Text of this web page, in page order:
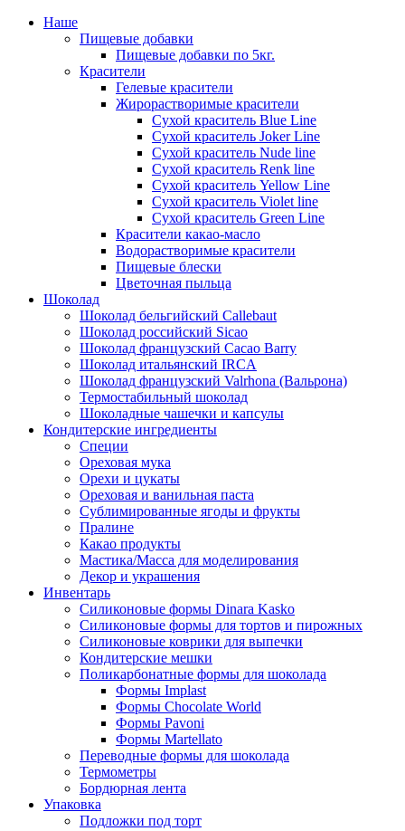
Наше
Пищевые добавки
Пищевые добавки по 5кг.
Красители
Гелевые красители
Жирорастворимые красители
Сухой краситель Blue Line
Сухой краситель Joker Line
Сухой краситель Nude line
Сухой краситель Renk line
Сухой краситель Yellow Line
Сухой краситель Violet line
Сухой краситель Green Line
Красители какао-масло
Водорастворимые красители
Пищевые блески
Цветочная пыльца
Шоколад
Шоколад бельгийский Callebaut
Шоколад российский Sicao
Шоколад французский Cacao Barry
Шоколад итальянский IRCA
Шоколад французский Valrhona (Вальрона)
Термостабильный шоколад
Шоколадные чашечки и капсулы
Кондитерские ингредиенты
Специи
Ореховая мука
Орехи и цукаты
Ореховая и ванильная паста
Сублимированные ягоды и фрукты
Пралине
Какао продукты
Мастика/Масса для моделирования
Декор и украшения
Инвентарь
Силиконовые формы Dinara Kasko
Силиконовые формы для тортов и пирожных
Силиконовые коврики для выпечки
Кондитерские мешки
Поликарбонатные формы для шоколада
Формы Implast
Формы Chocolate World
Формы Pavoni
Формы Martellato
Переводные формы для шоколада
Термометры
Бордюрная лента
Упаковка
Подложки под торт